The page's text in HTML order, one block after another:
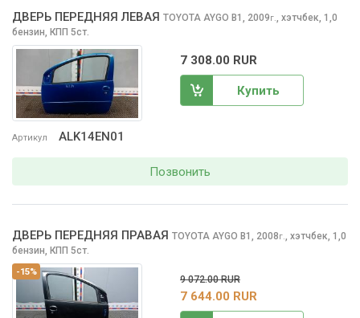
Артикул ALK14EN01
ДВЕРЬ ПЕРЕДНЯЯ ЛЕВАЯ TOYOTA AYGO B1, 2009г. хэтчбек, 1,0
бензин, КПП 5ст.
7 308.00 RUR
Купить
Позвонить
-15%
ДВЕРЬ ПЕРЕДНЯЯ ПРАВАЯ TOYOTA AYGO B1, 2008г. хэтчбек, 1,0
бензин, КПП 5ст.
9 072.00 RUR
7 644.00 RUR